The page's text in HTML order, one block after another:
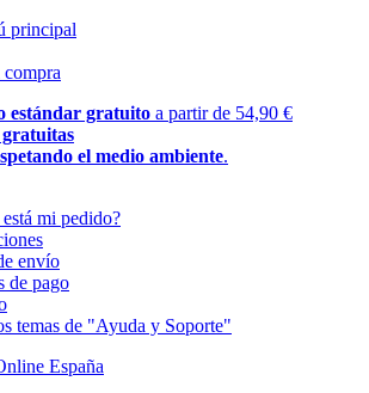
principal
compra
estándar gratuito a partir de 54,90 €
gratuitas
el medio ambiente.
mi pedido?
envío
de pago
temas de "Ayuda y Soporte"